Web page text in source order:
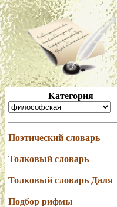
Категория
Поэтический словарь
Толковый словарь
Толковый словарь Даля
Подбор рифмы